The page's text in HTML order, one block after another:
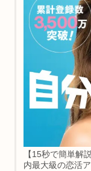
【15秒で簡単解
内最大級の恋活